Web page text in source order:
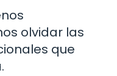
olvidar las
que